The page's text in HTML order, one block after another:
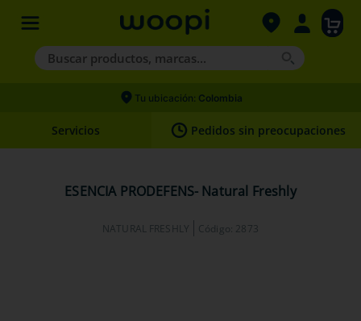
Buscar productos, marcas...
Términos más buscados
2.
hills
Tu ubicación: Colombia
Servicios Pedidos sin preocupaciones
ESENCIA PRODEFENS- Natural Freshly
NATURAL FRESHLY Código: 2873